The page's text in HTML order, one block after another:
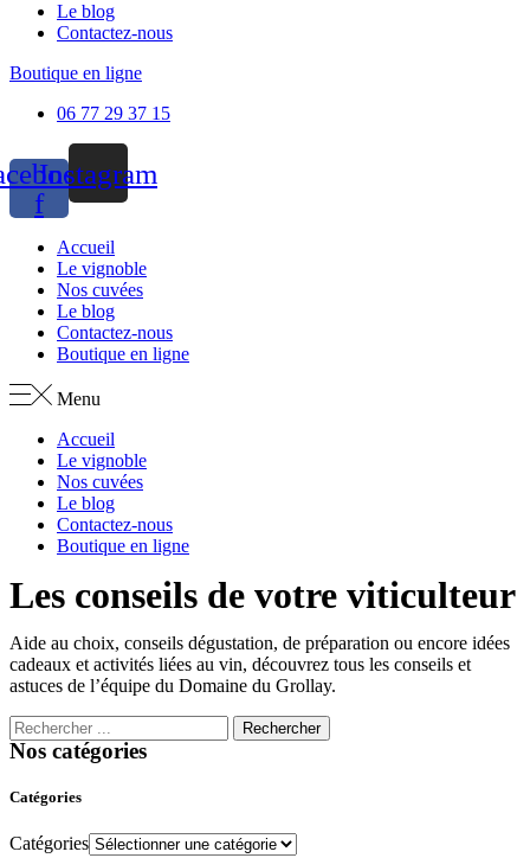
Le blog
Contactez-nous
Boutique en ligne
06 77 29 37 15
f
Instagram
Accueil
Le vignoble
Nos cuvées
Le blog
Contactez-nous
Boutique en ligne
Menu
Accueil
Le vignoble
Nos cuvées
Le blog
Contactez-nous
Boutique en ligne
Les conseils de votre viticulteur
Aide au choix, conseils dégustation, de préparation ou encore idées
cadeaux et activités liées au vin, découvrez tous les conseils et
astuces de l’équipe du Domaine du Grollay.
Rechercher
Nos catégories
Catégories
Catégories